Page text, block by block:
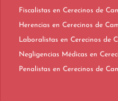
Fiscalistas en Cerecinos de
Herencias en Cerecinos de
Laboralistas en Cerecinos
Negligencias
Penalistas en Cerecinos de